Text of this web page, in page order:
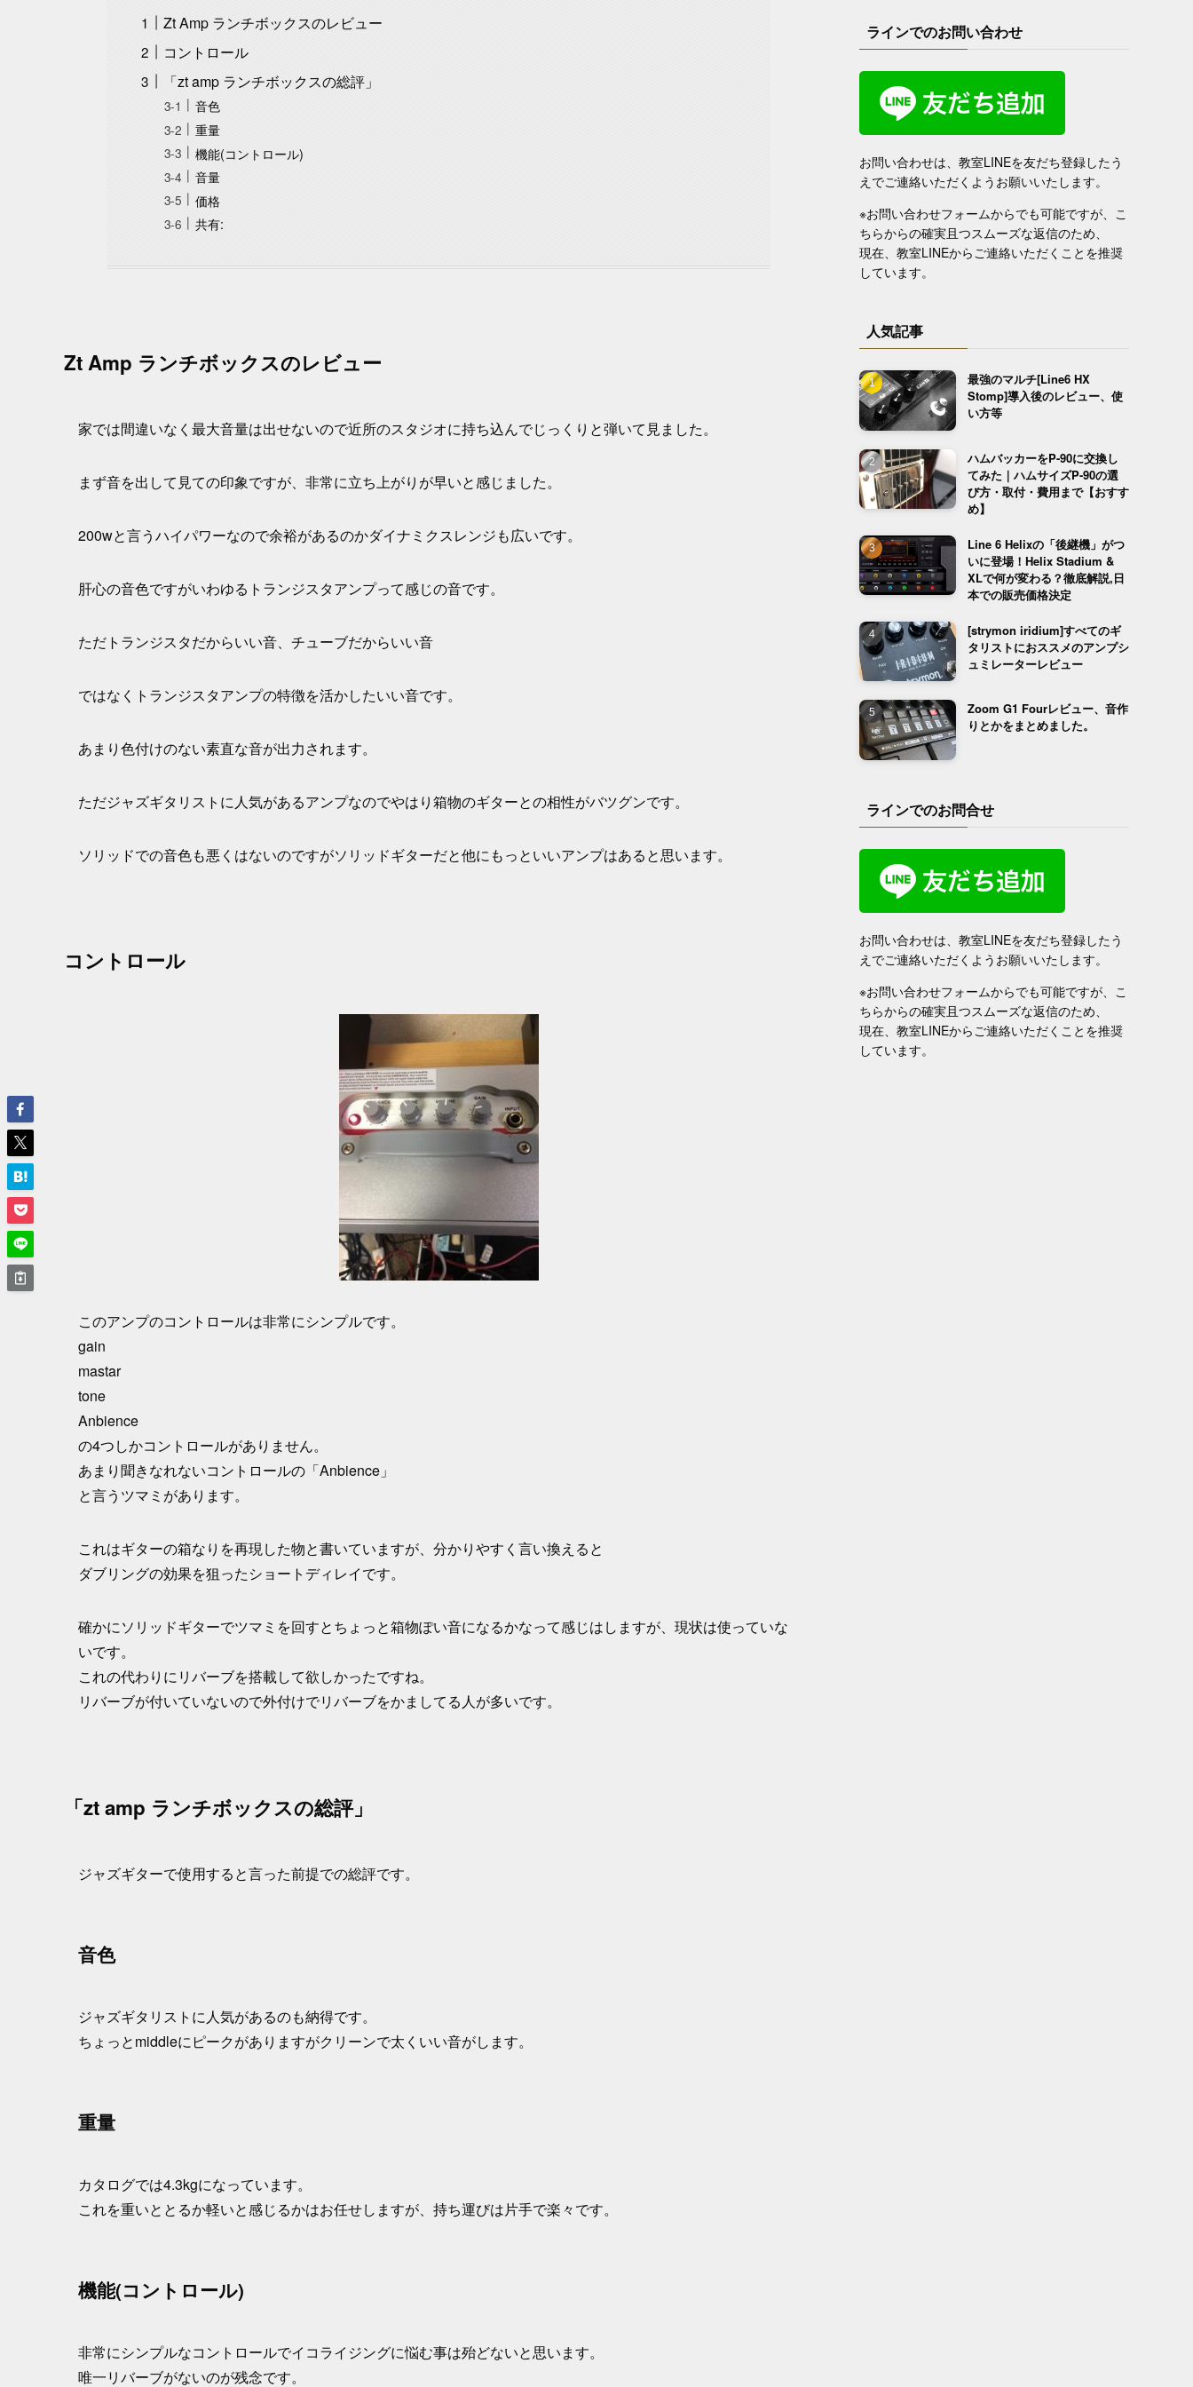
Zt Amp ランチボックスのレビュー
コントロール
「zt amp ランチボックスの総評」
音色
重量
機能(コントロール)
音量
価格
共有:
Zt Amp ランチボックスのレビュー
家では間違いなく最大音量は出せないので近所のスタジオに持ち込んでじっくりと弾いて見ました。
まず音を出して見ての印象ですが、非常に立ち上がりが早いと感じました。
200wと言うハイパワーなので余裕があるのかダイナミクスレンジも広いです。
肝心の音色ですがいわゆるトランジスタアンプって感じの音です。
ただトランジスタだからいい音、チューブだからいい音
ではなくトランジスタアンプの特徴を活かしたいい音です。
あまり色付けのない素直な音が出力されます。
ただジャズギタリストに人気があるアンプなのでやはり箱物のギターとの相性がバツグンです。
ソリッドでの音色も悪くはないのですがソリッドギターだと他にもっといいアンプはあると思います。
コントロール
このアンプのコントロールは非常にシンプルです。
gain
mastar
tone
Anbience
の4つしかコントロールがありません。
あまり聞きなれないコントロールの「Anbience」
と言うツマミがあります。
これはギターの箱なりを再現した物と書いていますが、分かりやすく言い換えると
ダブリングの効果を狙ったショートディレイです。
確かにソリッドギターでツマミを回すとちょっと箱物ぽい音になるかなって感じはしますが、現状は使っていな
いです。
これの代わりにリバーブを搭載して欲しかったですね。
リバーブが付いていないので外付けでリバーブをかましてる人が多いです。
「zt amp ランチボックスの総評」
ジャズギターで使用すると言った前提での総評です。
音色
ジャズギタリストに人気があるのも納得です。
ちょっとmiddleにピークがありますがクリーンで太くいい音がします。
重量
カタログでは4.3kgになっています。
これを重いととるか軽いと感じるかはお任せしますが、持ち運びは片手で楽々です。
機能(コントロール)
非常にシンプルなコントロールでイコライジングに悩む事は殆どないと思います。
唯一リバーブがないのが残念です。
ラインでのお問い合わせ
お問い合わせは、教室LINEを友だち登録したう
えでご連絡いただくようお願いいたします。
※お問い合わせフォームからでも可能ですが、こ
ちらからの確実且つスムーズな返信のため、
現在、教室LINEからご連絡いただくことを推奨
しています。
人気記事
最強のマルチ[Line6 HX
Stomp]導入後のレビュー、使
い方等
ハムバッカーをP-90に交換し
てみた｜ハムサイズP-90の選
び方・取付・費用まで【おすす
め】
Line 6 Helixの「後継機」がつ
いに登場！Helix Stadium &
XLで何が変わる？徹底解説,日
本での販売価格決定
[strymon iridium]すべてのギ
タリストにおススメのアンプシ
ュミレーターレビュー
Zoom G1 Fourレビュー、音作
りとかをまとめました。
ラインでのお問合せ
お問い合わせは、教室LINEを友だち登録したう
えでご連絡いただくようお願いいたします。
※お問い合わせフォームからでも可能ですが、こ
ちらからの確実且つスムーズな返信のため、
現在、教室LINEからご連絡いただくことを推奨
しています。